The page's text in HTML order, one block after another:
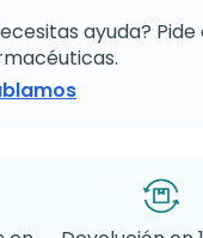
ayuda?